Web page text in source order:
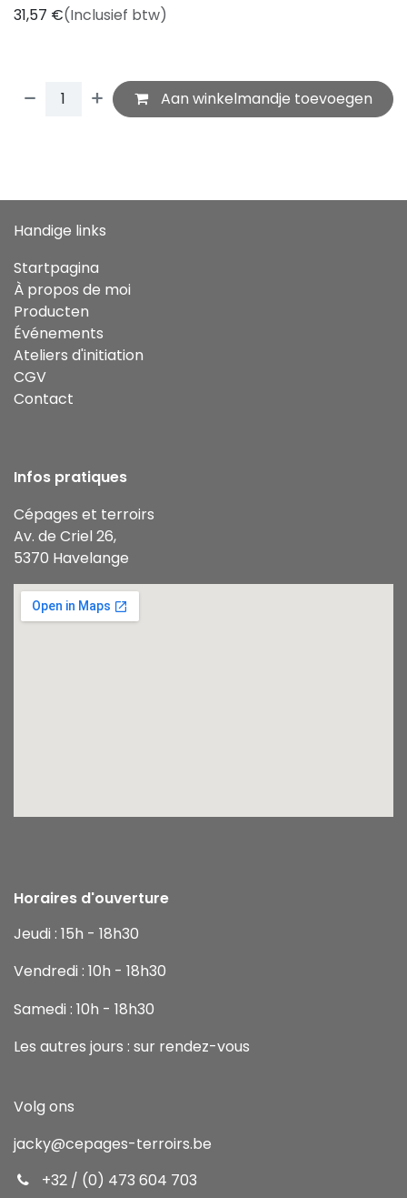
31,57 €(Inclusief btw)
Aan winkelmandje toevoegen
Handige links
Startpagina
À propos de moi
Producten
Événements
Ateliers d'initiation
CGV
Contact
Infos pratiques
Cépages et terroirs
Av. de Criel 26,
5370 Havelange
Horaires d'ouverture
Jeudi : 15h - 18h30
Vendredi : 10h - 18h30
Samedi : 10h - 18h30
Les autres jours : sur rendez-vous
Volg ons
jacky@cepages-terroirs.be
+32 / (0) 473 604 703